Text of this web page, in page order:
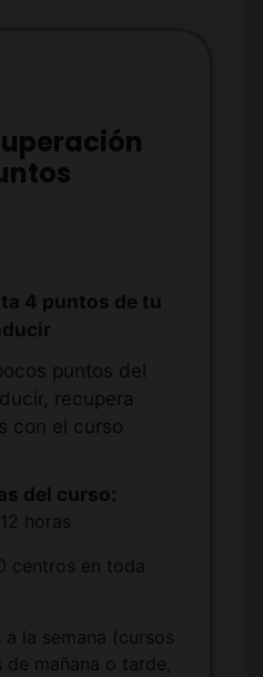
4 puntos de tu
puntos del
recupera
con el curso
del curso:
horas
centros en toda
la semana (cursos
de mañana o tarde,